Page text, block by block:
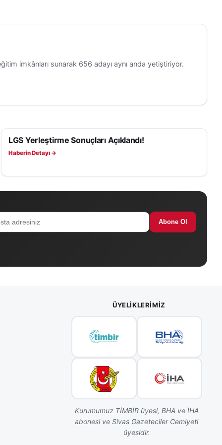
imkânları sunarak 656 adayı aynı anda yetiştiriyor.
EĞITIM
LGS Yerleştirme Sonuçları Açıklandı!
Haberin Detayı →
Abone Ol
ÜYELIKLERIMIZ
Kurumumuz TİMBİR üyesi, BHA ve İHA
abonesi ve Sivas Gazeteciler Cemiyeti
üyesidir.